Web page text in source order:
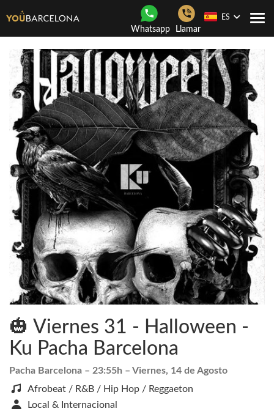
Whatsapp Llamar
ES
🎃 Viernes 31 - Halloween -
Ku Pacha Barcelona
Pacha Barcelona – 23:55h – Viernes, 14 de Agosto
Afrobeat / R&B / Hip Hop / Reggaeton
Local & Internacional